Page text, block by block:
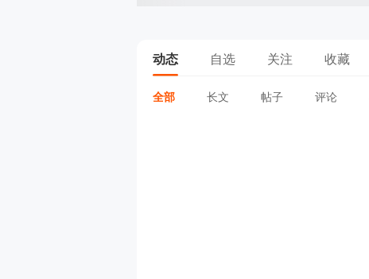
动态 自选 关注 收藏
全部 长文 帖子 评论